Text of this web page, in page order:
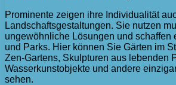
Prominente zeigen ihre Individualität
Landschaftsgestaltungen. Sie nutzen
ungewöhnliche Lösungen und schaffen
und Parks. Hier können Sie Gärten im
Zen-Gartens, Skulpturen aus lebenden
Wasserkunstobjekte und andere
sehen.